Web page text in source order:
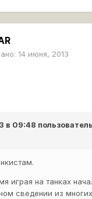
14 июня, 2013
в 09:48 пользователь
играя на танках
сведении из